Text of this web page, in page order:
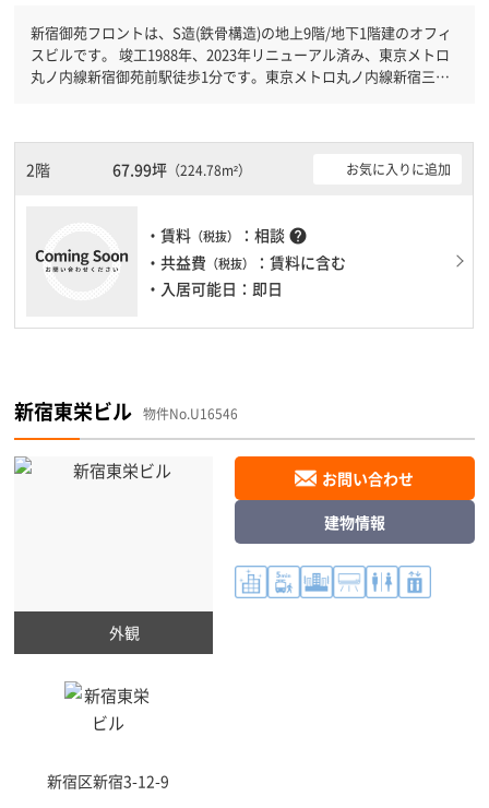
新宿御苑フロントは、S造(鉄骨構造)の地上9階/地下1階建のオフィ
スビルです。 竣工1988年、2023年リニューアル済み、東京メトロ
丸ノ内線新宿御苑前駅徒歩1分です。東京メトロ丸ノ内線新宿三丁
ますので、地震対策を検討されている方にオススメです。
2階 67.99坪 （224.78m²） お気に入りに追加
・賃料 （税抜） ：相談 help
・共益費 （税抜）
：賃料に含む
・入居可能日：即日
新宿東栄ビル 物件No.U16546
外観
新宿区新宿3-12-9
お問い合わせ
建物情報